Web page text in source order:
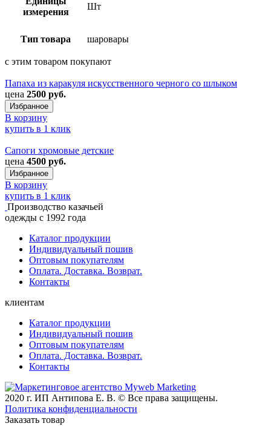
измерения
Шт
Тип товара шаровары
с этим товаром покупают
Папаха из каракуля искусственного черного со шлыком
цена 2500 руб.
Избранное
В корзину
купить в 1 клик
Сапоги хромовые детские
цена 4500 руб.
Избранное
В корзину
купить в 1 клик
Производство казачьей
одежды с 1992 года
Каталог продукции
Индивидуальный пошив
Оптовым покупателям
Оплата. Доставка. Возврат.
Контакты
клиентам
Каталог продукции
Индивидуальный пошив
Оптовым покупателям
Оплата. Доставка. Возврат.
Контакты
2020 г. ИП Антипова Е. В. © Все права защищены.
Политика конфиденциальности
Заказать товар